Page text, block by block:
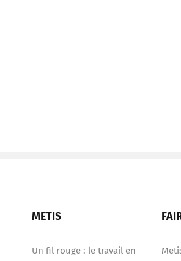
METIS
Un fil rouge : le travail en